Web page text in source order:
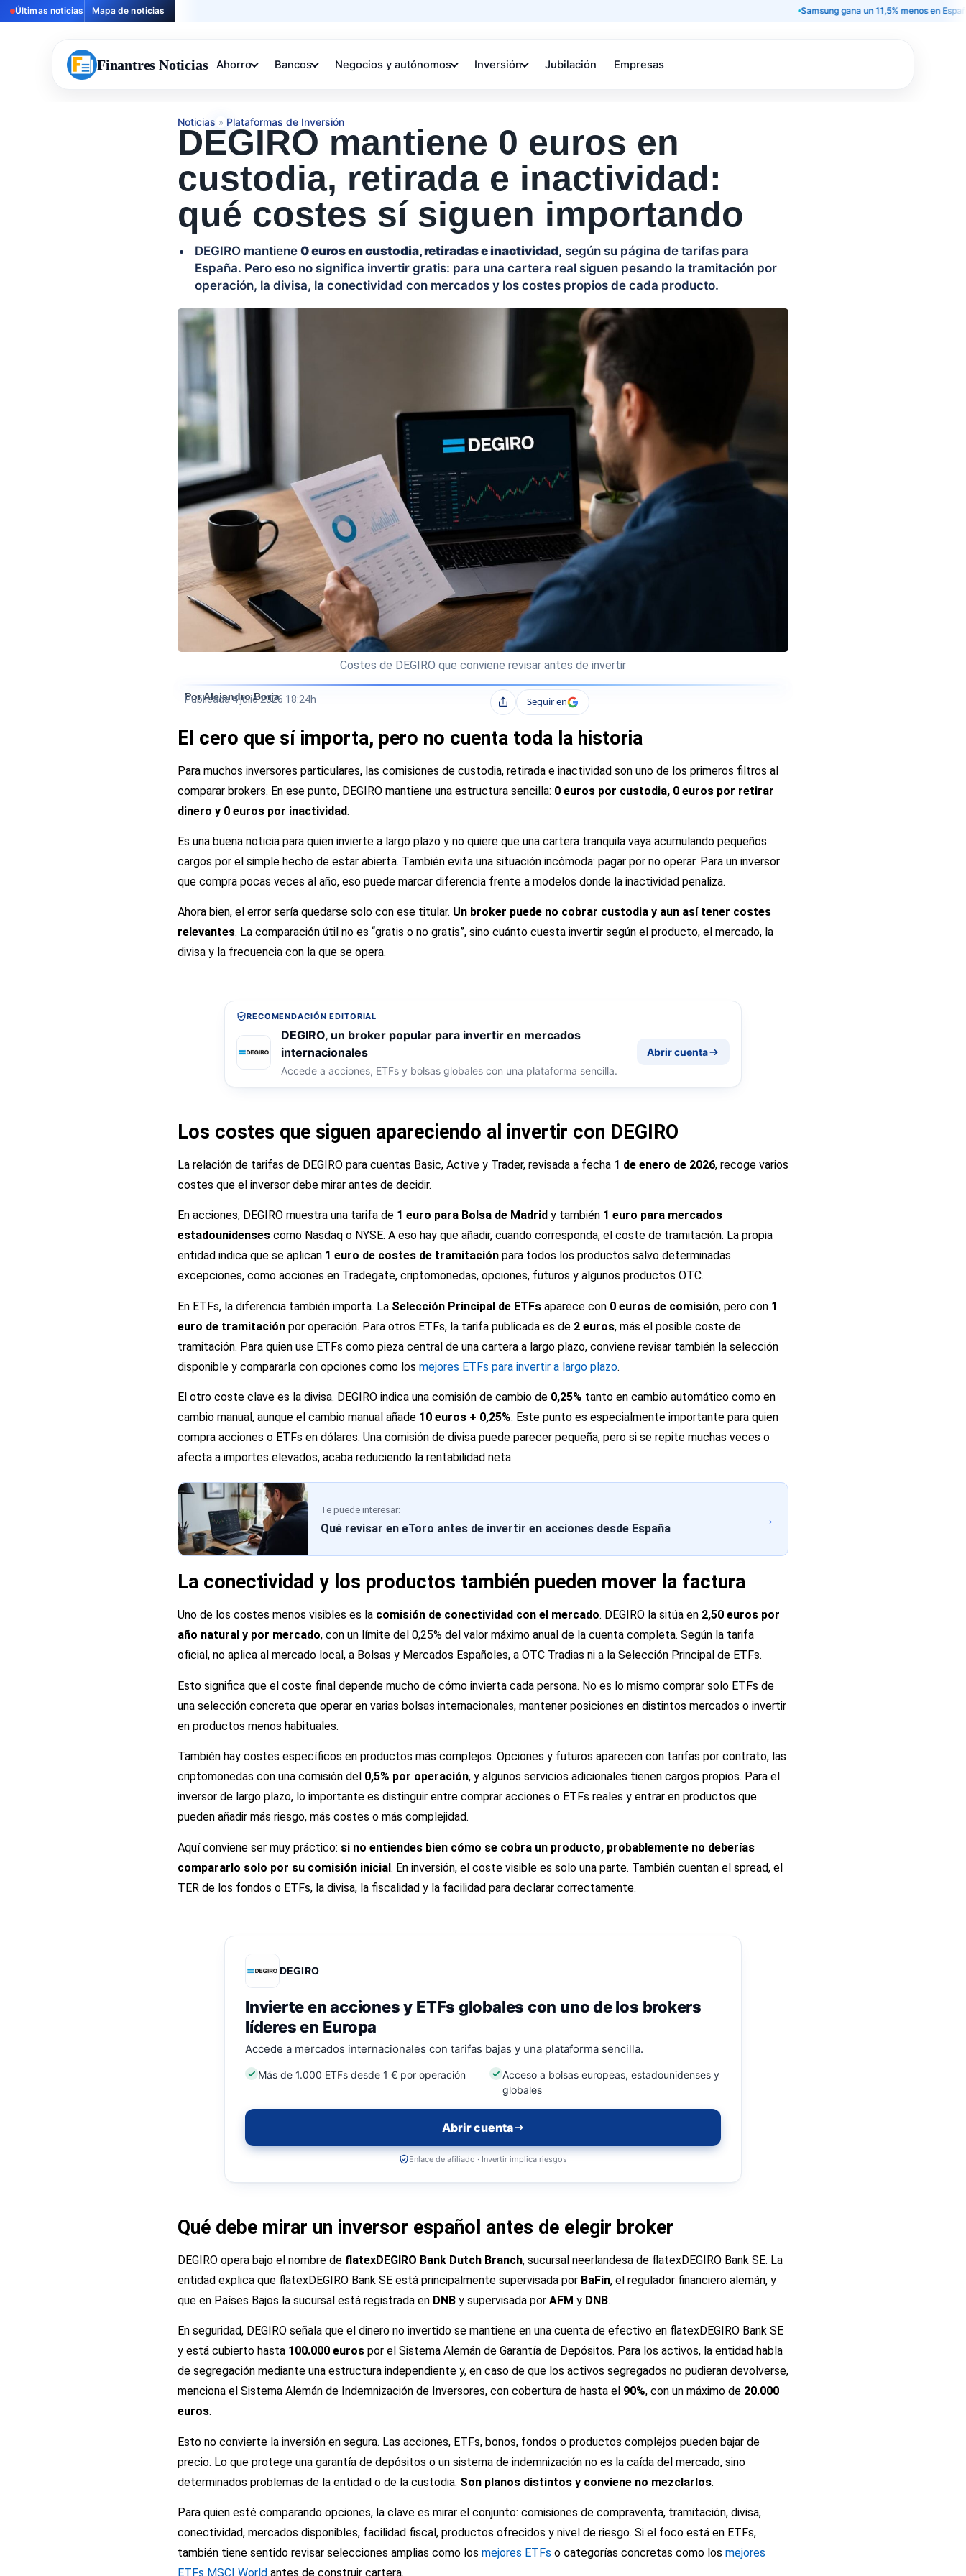
Últimas noticias Mapa de noticias Samsung gana un 11,5% menos en España y
Finantres Noticias Ahorro Bancos Negocios y autónomos Inversión Jubilación Empresas
Noticias » Plataformas de Inversión
DEGIRO mantiene 0 euros en
custodia, retirada e inactividad:
qué costes sí siguen importando
DEGIRO mantiene 0 euros en custodia, retiradas e inactividad, según su página de tarifas para
España. Pero eso no significa invertir gratis: para una cartera real siguen pesando la tramitación por
operación, la divisa, la conectividad con mercados y los costes propios de cada producto.
Costes de DEGIRO que conviene revisar antes de invertir
Por Alejandro Borja
Publicada4 julio 2026 18:24h CompartirSeguir en
El cero que sí importa, pero no cuenta toda la historia
Para muchos inversores particulares, las comisiones de custodia, retirada e inactividad son uno de los primeros filtros al
comparar brokers. En ese punto, DEGIRO mantiene una estructura sencilla: 0 euros por custodia, 0 euros por retirar
dinero y 0 euros por inactividad.
Es una buena noticia para quien invierte a largo plazo y no quiere que una cartera tranquila vaya acumulando pequeños
cargos por el simple hecho de estar abierta. También evita una situación incómoda: pagar por no operar. Para un inversor
que compra pocas veces al año, eso puede marcar diferencia frente a modelos donde la inactividad penaliza.
Ahora bien, el error sería quedarse solo con ese titular. Un broker puede no cobrar custodia y aun así tener costes
relevantes. La comparación útil no es “gratis o no gratis”, sino cuánto cuesta invertir según el producto, el mercado, la
divisa y la frecuencia con la que se opera.
RECOMENDACIÓN EDITORIAL
DEGIRO, un broker popular para invertir en mercados
internacionales
Accede a acciones, ETFs y bolsas globales con una plataforma sencilla.
Abrir cuenta
Los costes que siguen apareciendo al invertir con DEGIRO
La relación de tarifas de DEGIRO para cuentas Basic, Active y Trader, revisada a fecha 1 de enero de 2026, recoge varios
costes que el inversor debe mirar antes de decidir.
En acciones, DEGIRO muestra una tarifa de 1 euro para Bolsa de Madrid y también 1 euro para mercados
estadounidenses como Nasdaq o NYSE. A eso hay que añadir, cuando corresponda, el coste de tramitación. La propia
entidad indica que se aplican 1 euro de costes de tramitación para todos los productos salvo determinadas
excepciones, como acciones en Tradegate, criptomonedas, opciones, futuros y algunos productos OTC.
En ETFs, la diferencia también importa. La Selección Principal de ETFs aparece con 0 euros de comisión, pero con 1
euro de tramitación por operación. Para otros ETFs, la tarifa publicada es de 2 euros, más el posible coste de
tramitación. Para quien use ETFs como pieza central de una cartera a largo plazo, conviene revisar también la selección
disponible y compararla con opciones como los mejores ETFs para invertir a largo plazo.
El otro coste clave es la divisa. DEGIRO indica una comisión de cambio de 0,25% tanto en cambio automático como en
cambio manual, aunque el cambio manual añade 10 euros + 0,25%. Este punto es especialmente importante para quien
compra acciones o ETFs en dólares. Una comisión de divisa puede parecer pequeña, pero si se repite muchas veces o
afecta a importes elevados, acaba reduciendo la rentabilidad neta.
Te puede interesar:
Qué revisar en eToro antes de invertir en acciones desde España
→
La conectividad y los productos también pueden mover la factura
Uno de los costes menos visibles es la comisión de conectividad con el mercado. DEGIRO la sitúa en 2,50 euros por
año natural y por mercado, con un límite del 0,25% del valor máximo anual de la cuenta completa. Según la tarifa
oficial, no aplica al mercado local, a Bolsas y Mercados Españoles, a OTC Tradias ni a la Selección Principal de ETFs.
Esto significa que el coste final depende mucho de cómo invierta cada persona. No es lo mismo comprar solo ETFs de
una selección concreta que operar en varias bolsas internacionales, mantener posiciones en distintos mercados o invertir
en productos menos habituales.
También hay costes específicos en productos más complejos. Opciones y futuros aparecen con tarifas por contrato, las
criptomonedas con una comisión del 0,5% por operación, y algunos servicios adicionales tienen cargos propios. Para el
inversor de largo plazo, lo importante es distinguir entre comprar acciones o ETFs reales y entrar en productos que
pueden añadir más riesgo, más costes o más complejidad.
Aquí conviene ser muy práctico: si no entiendes bien cómo se cobra un producto, probablemente no deberías
compararlo solo por su comisión inicial. En inversión, el coste visible es solo una parte. También cuentan el spread, el
TER de los fondos o ETFs, la divisa, la fiscalidad y la facilidad para declarar correctamente.
DEGIRO
Invierte en acciones y ETFs globales con uno de los brokers
líderes en Europa
Accede a mercados internacionales con tarifas bajas y una plataforma sencilla.
Más de 1.000 ETFs desde 1 € por operación
Acceso a bolsas europeas, estadounidenses y
globales
Abrir cuenta
Enlace de afiliado · Invertir implica riesgos
Qué debe mirar un inversor español antes de elegir broker
DEGIRO opera bajo el nombre de flatexDEGIRO Bank Dutch Branch, sucursal neerlandesa de flatexDEGIRO Bank SE. La
entidad explica que flatexDEGIRO Bank SE está principalmente supervisada por BaFin, el regulador financiero alemán, y
que en Países Bajos la sucursal está registrada en DNB y supervisada por AFM y DNB.
En seguridad, DEGIRO señala que el dinero no invertido se mantiene en una cuenta de efectivo en flatexDEGIRO Bank SE
y está cubierto hasta 100.000 euros por el Sistema Alemán de Garantía de Depósitos. Para los activos, la entidad habla
de segregación mediante una estructura independiente y, en caso de que los activos segregados no pudieran devolverse,
menciona el Sistema Alemán de Indemnización de Inversores, con cobertura de hasta el 90%, con un máximo de 20.000
euros.
Esto no convierte la inversión en segura. Las acciones, ETFs, bonos, fondos o productos complejos pueden bajar de
precio. Lo que protege una garantía de depósitos o un sistema de indemnización no es la caída del mercado, sino
determinados problemas de la entidad o de la custodia. Son planos distintos y conviene no mezclarlos.
Para quien esté comparando opciones, la clave es mirar el conjunto: comisiones de compraventa, tramitación, divisa,
conectividad, mercados disponibles, facilidad fiscal, productos ofrecidos y nivel de riesgo. Si el foco está en ETFs,
también tiene sentido revisar selecciones amplias como los mejores ETFs o categorías concretas como los mejores
ETFs MSCI World antes de construir cartera.